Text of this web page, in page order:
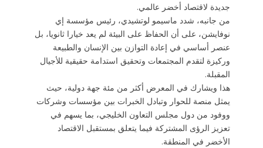
جديدة لاقتصاد أخضر عالمي.
من جانبه، شدد ماسيمو لوتشيدي، رئيس مؤسسة إي
نوفايشن، على أن الحفاظ على البيئة لم يعد خيارا ثانويا، بل
عنصر أساسي في إعادة التوازن بين الإنسان والطبيعة
وركيزة لتقدم المجتمعات وتحقيق استدامة حقيقية للأجيال
المقبلة.
هذا ويشارك في المعرض أكثر من مئة جهة دولية، حيث
يمثل منصة للحوار وتبادل الخبرات بين مؤسسات وشركات
ووفود من دول مجلس التعاون الخليجي، بما يسهم في
تعزيز الرؤى المشتركة فيما يتعلق بمستقبل الاقتصاد
الأخضر في المنطقة.